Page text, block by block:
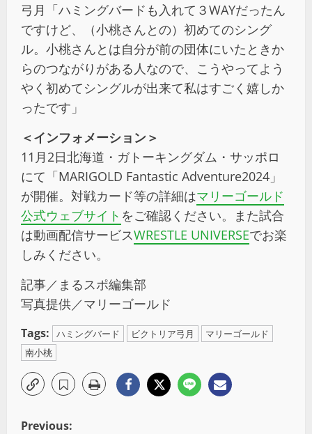
弓月「ハミングバードも入れて３WAYだったん
ですけど、（小桃さんとの）初めてのシング
ル。小桃さんとは自分が前の団体にいたときか
らのつながりがある人なので、こうやってよう
やく初めてシングルが出来て私はすごく嬉しか
ったです」
＜インフォメーション＞
11月2日北海道・ガトーキングダム・サッポロ
にて「MARIGOLD Fantastic Adventure2024」
が開催。対戦カード等の詳細はマリーゴールド
公式ウェブサイト をご確認ください。また試合
は動画配信サービスWRESTLE UNIVERSEでお楽
しみください。
記事／まるスポ編集部
写真提供／マリーゴールド
Tags: ハミングバード ビクトリア弓月
マリーゴールド
南小桃
Previous: